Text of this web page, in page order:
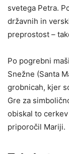
svetega Petra.
državnih in
preprostost –
Po pogrebni
Snežne (Santa
grobnicah, kjer
Gre za
obiskal to
priporočil Mariji.